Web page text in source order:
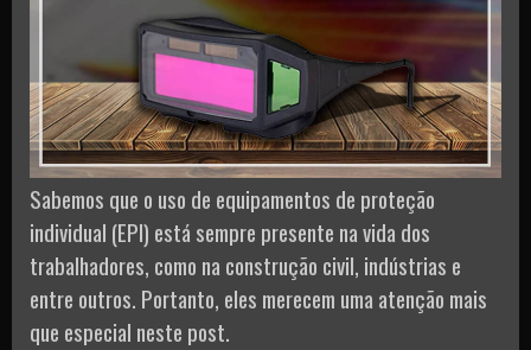
Sabemos que o uso de equipamentos de proteção
individual (EPI) está sempre presente na vida dos
trabalhadores, como na construção civil, indústrias e
entre outros. Portanto, eles merecem uma atenção mais
que especial neste post.